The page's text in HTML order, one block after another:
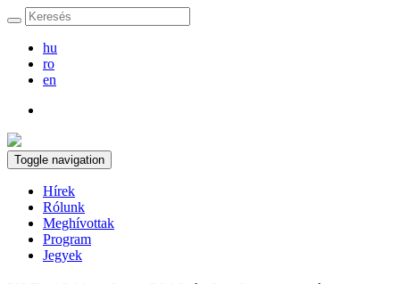
hu
ro
en
Toggle navigation
Hírek
Rólunk
Meghívottak
Program
Jegyek